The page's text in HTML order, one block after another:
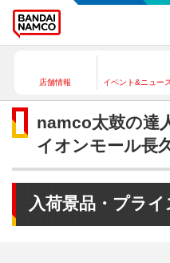
店舗情報 イベント&ニュース
namco太鼓の達
イオンモール長
入荷景品・プライ